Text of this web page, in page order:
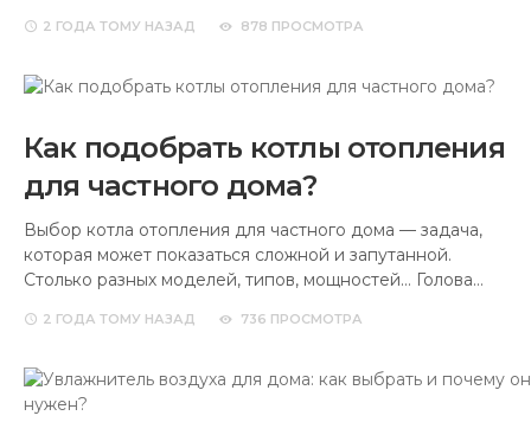
2 ГОДА ТОМУ НАЗАД 878 ПРОСМОТРА
Как подобрать котлы отопления
для частного дома?
Выбор котла отопления для частного дома — задача,
которая может показаться сложной и запутанной.
Столько разных моделей, типов, мощностей… Голова…
2 ГОДА ТОМУ НАЗАД 736 ПРОСМОТРА